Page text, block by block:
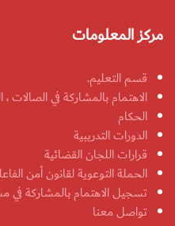
مركز المعلومات
قسم التعليم.
الاهتمام بالمشاركة في الصالات ،
الحكام
الدورات التدريبية
قرارات اللجان القضائية
الحملة التوعوية لقانون أمن
تسجيل الاهتمام بالمشاركة في
تواصل معنا